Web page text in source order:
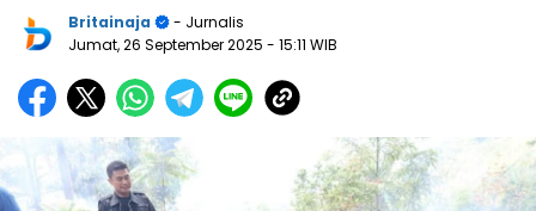
Britainaja
- Jurnalis
Jumat, 26 September 2025 - 15:11 WIB